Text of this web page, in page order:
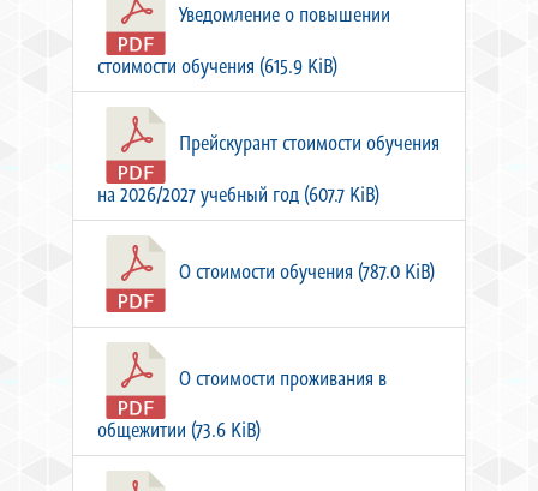
Уведомление о повышении
стоимости обучения (615.9 KiB)
Прейскурант стоимости обучения
на 2026/2027 учебный год (607.7 KiB)
О стоимости обучения (787.0 KiB)
О стоимости проживания в
общежитии (73.6 KiB)